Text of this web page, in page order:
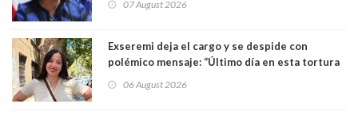
07 August 2026
Exseremi deja el cargo y se despide con
polémico mensaje: “Último día en esta tortura
06 August 2026